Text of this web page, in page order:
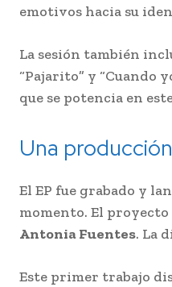
emotivos hacia su
La sesión también
“Pajarito” y “Cuando
que se potencia en
Una
El EP fue grabado y
momento. El
Antonia Fuentes. La
Este primer trabajo